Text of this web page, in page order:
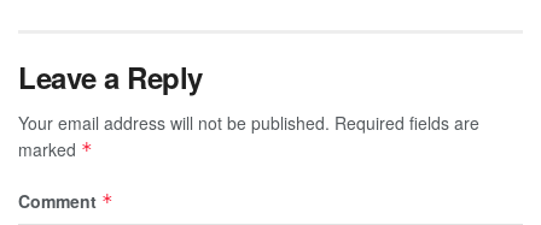
Leave a Reply
Your email address will not be published. Required fields are
marked *
Comment *